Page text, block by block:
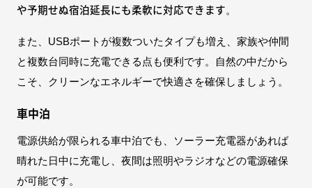
や予期せぬ宿泊延長にも柔軟に対応できます。
また、USBポートが複数ついたタイプも増え、家族や仲間
と複数台同時に充電できる点も便利です。自然の中だから
こそ、クリーンなエネルギーで快適さを確保しましょう。
車中泊
電源供給が限られる車中泊でも、ソーラー充電器があれば
晴れた日中に充電し、夜間は照明やラジオなどの電源確保
が可能です。